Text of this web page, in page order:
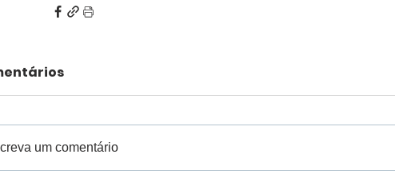
um comentário